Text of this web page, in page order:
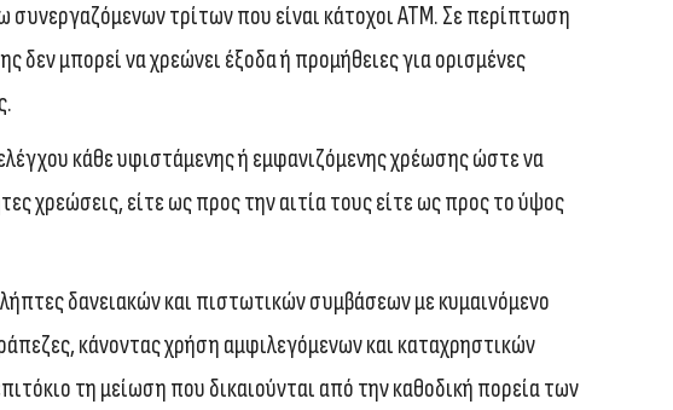
συνεργαζόμενων τρίτων που είναι κάτοχοι ΑΤΜ. Σε περίπτωση
δεν μπορεί να χρεώνει έξοδα ή προμήθειες για ορισμένες
κάθε υφιστάμενης ή εμφανιζόμενης χρέωσης ώστε να
χρεώσεις, είτε ως προς την αιτία τους είτε ως προς το ύψος
δανειακών και πιστωτικών συμβάσεων με κυμαινόμενο
κάνοντας χρήση αμφιλεγόμενων και καταχρηστικών
τη μείωση που δικαιούνται από την καθοδική πορεία των